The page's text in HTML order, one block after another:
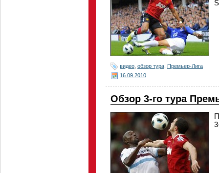
видео обзор тура Премьер-Лига
16.09.2010
Обзор 3-го тура